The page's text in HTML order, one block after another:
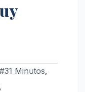
#31 Minutos,
,